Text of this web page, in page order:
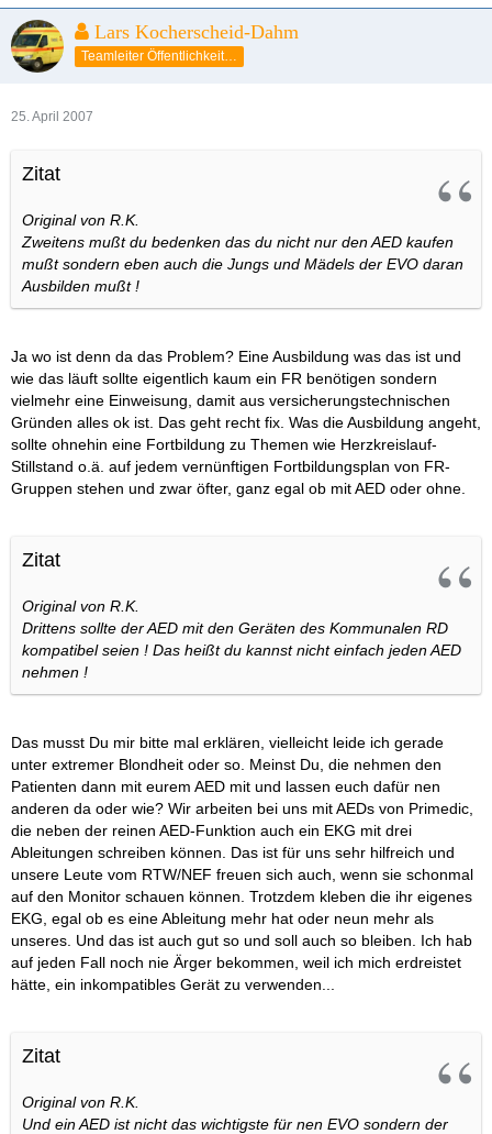
Lars Kocherscheid-Dahm
Teamleiter Öffentlichkeitsarbeit
25. April 2007
Zitat
Original von R.K.
Zweitens mußt du bedenken das du nicht nur den AED kaufen
mußt sondern eben auch die Jungs und Mädels der EVO daran
Ausbilden mußt !
Ja wo ist denn da das Problem? Eine Ausbildung was das ist und
wie das läuft sollte eigentlich kaum ein FR benötigen sondern
vielmehr eine Einweisung, damit aus versicherungstechnischen
Gründen alles ok ist. Das geht recht fix. Was die Ausbildung angeht,
sollte ohnehin eine Fortbildung zu Themen wie Herzkreislauf-
Stillstand o.ä. auf jedem vernünftigen Fortbildungsplan von FR-
Gruppen stehen und zwar öfter, ganz egal ob mit AED oder ohne.
Zitat
Original von R.K.
Drittens sollte der AED mit den Geräten des Kommunalen RD
kompatibel seien ! Das heißt du kannst nicht einfach jeden AED
nehmen !
Das musst Du mir bitte mal erklären, vielleicht leide ich gerade
unter extremer Blondheit oder so. Meinst Du, die nehmen den
Patienten dann mit eurem AED mit und lassen euch dafür nen
anderen da oder wie? Wir arbeiten bei uns mit AEDs von Primedic,
die neben der reinen AED-Funktion auch ein EKG mit drei
Ableitungen schreiben können. Das ist für uns sehr hilfreich und
unsere Leute vom RTW/NEF freuen sich auch, wenn sie schonmal
auf den Monitor schauen können. Trotzdem kleben die ihr eigenes
EKG, egal ob es eine Ableitung mehr hat oder neun mehr als
unseres. Und das ist auch gut so und soll auch so bleiben. Ich hab
auf jeden Fall noch nie Ärger bekommen, weil ich mich erdreistet
hätte, ein inkompatibles Gerät zu verwenden...
Zitat
Original von R.K.
Und ein AED ist nicht das wichtigste für nen EVO sondern der